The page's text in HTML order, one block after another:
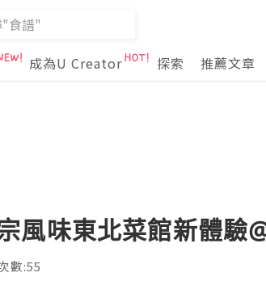
成為U Creator 探索 推薦文章
風味東北菜館新體驗
數:55